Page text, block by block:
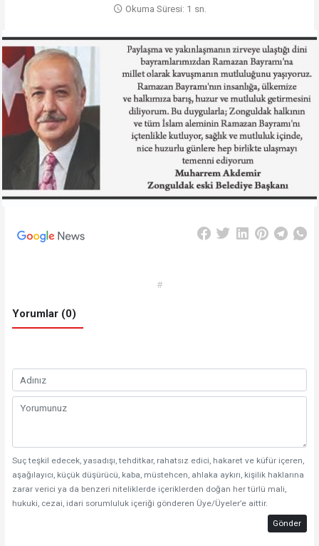
Okuma Süresi: 1 sn.
#
Yorumlar (0)
Suç teşkil edecek, yasadışı, tehditkar, rahatsız edici, hakaret ve küfür içeren,
aşağılayıcı, küçük düşürücü, kaba, müstehcen, ahlaka aykırı, kişilik haklarına
zarar verici ya da benzeri niteliklerde içeriklerden doğan her türlü mali,
hukuki, cezai, idari sorumluluk içeriği gönderen Üye/Üyeler’e aittir.
Gönder